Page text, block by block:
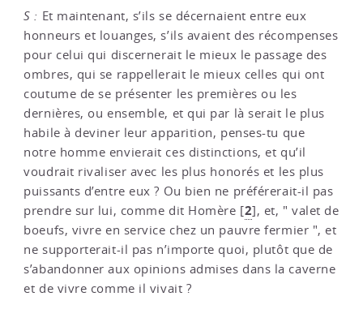
S : Et maintenant, s’ils se décernaient entre eux
honneurs et louanges, s’ils avaient des récompenses
pour celui qui discernerait le mieux le passage des
ombres, qui se rappellerait le mieux celles qui ont
coutume de se présenter les premières ou les
dernières, ou ensemble, et qui par là serait le plus
habile à deviner leur apparition, penses-tu que
notre homme envierait ces distinctions, et qu’il
voudrait rivaliser avec les plus honorés et les plus
puissants d’entre eux ? Ou bien ne préférerait-il pas
prendre sur lui, comme dit Homère [2], et, " valet de
boeufs, vivre en service chez un pauvre fermier ", et
ne supporterait-il pas n’importe quoi, plutôt que de
s’abandonner aux opinions admises dans la caverne
et de vivre comme il vivait ?